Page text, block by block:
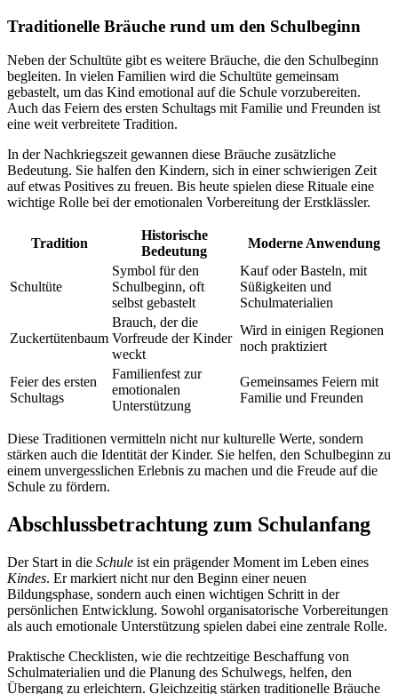
Traditionelle Bräuche rund um den Schulbeginn
Neben der Schultüte gibt es weitere Bräuche, die den Schulbeginn
begleiten. In vielen Familien wird die Schultüte gemeinsam
gebastelt, um das Kind emotional auf die Schule vorzubereiten.
Auch das Feiern des ersten Schultags mit Familie und Freunden ist
eine weit verbreitete Tradition.
In der Nachkriegszeit gewannen diese Bräuche zusätzliche
Bedeutung. Sie halfen den Kindern, sich in einer schwierigen Zeit
auf etwas Positives zu freuen. Bis heute spielen diese Rituale eine
wichtige Rolle bei der emotionalen Vorbereitung der Erstklässler.
Tradition
Historische
Bedeutung
Moderne Anwendung
Schultüte
Symbol für den
Schulbeginn, oft
selbst gebastelt
Kauf oder Basteln, mit
Süßigkeiten und
Schulmaterialien
Zuckertütenbaum
Brauch, der die
Vorfreude der Kinder
weckt
Wird in einigen Regionen
noch praktiziert
Feier des ersten
Schultags
Familienfest zur
emotionalen
Unterstützung
Gemeinsames Feiern mit
Familie und Freunden
Diese Traditionen vermitteln nicht nur kulturelle Werte, sondern
stärken auch die Identität der Kinder. Sie helfen, den Schulbeginn zu
einem unvergesslichen Erlebnis zu machen und die Freude auf die
Schule zu fördern.
Abschlussbetrachtung zum Schulanfang
Der Start in die Schule ist ein prägender Moment im Leben eines
Kindes. Er markiert nicht nur den Beginn einer neuen
Bildungsphase, sondern auch einen wichtigen Schritt in der
persönlichen Entwicklung. Sowohl organisatorische Vorbereitungen
als auch emotionale Unterstützung spielen dabei eine zentrale Rolle.
Praktische Checklisten, wie die rechtzeitige Beschaffung von
Schulmaterialien und die Planung des Schulwegs, helfen, den
Übergang zu erleichtern. Gleichzeitig stärken traditionelle Bräuche